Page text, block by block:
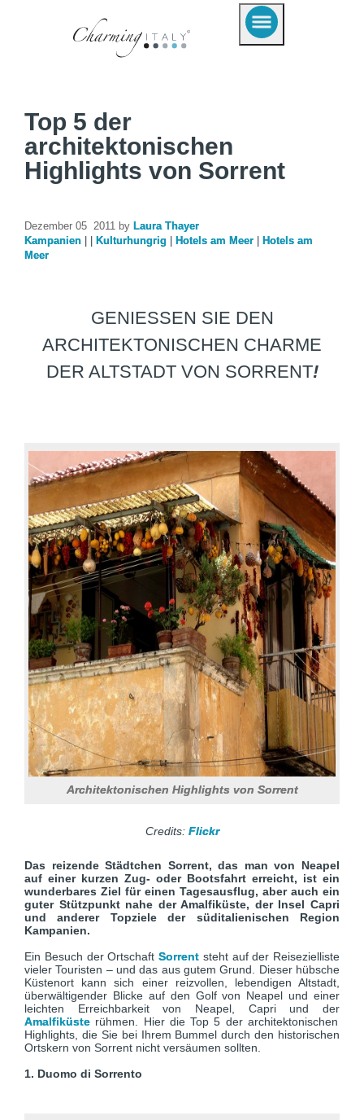
Top 5 der
architektonischen
Highlights von Sorrent
Dezember 05 2011 by Laura Thayer
Kampanien
Kulturhungrig Hotels am Meer
Hotels am
Meer
GENIESSEN SIE DEN A
RCHITEKTONISCHEN CHARME D
ER ALTSTADT VON SORRENT !
Architektonischen Highlights von Sorrent
Credits: Flickr
Das reizende Städtchen Sorrent, das man von Neapel
auf einer kurzen Zug- oder Bootsfahrt erreicht, ist ein
wunderbares Ziel für einen Tagesausflug, aber auch ein
guter Stützpunkt nahe der Amalfiküste, der Insel Capri
und anderer Topziele der süditalienischen Region
Kampanien.
Ein Besuch der Ortschaft Sorrent steht auf der Reisezielliste
vieler Touristen – und das aus gutem Grund. Dieser hübsche
Küstenort kann sich einer reizvollen, lebendigen Altstadt,
überwältigender Blicke auf den Golf von Neapel und einer
leichten Erreichbarkeit von Neapel, Capri und der
Amalfiküste rühmen. Hier die Top 5 der architektonischen
Highlights, die Sie bei Ihrem Bummel durch den historischen
Ortskern von Sorrent nicht versäumen sollten.
1. Duomo di Sorrento